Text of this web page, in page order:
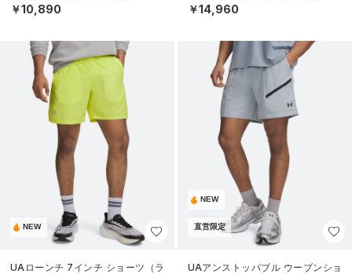
￥10,890 ￥14,960
NEW
UAローンチ 7インチ ショーツ（ラ
NEW
直営限定
UAアンストッパブル ウーブンショ